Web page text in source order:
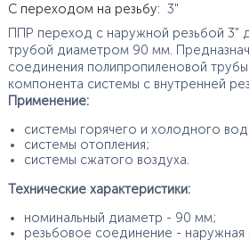
С переходом на резьбу: 3"
ППР переход с наружной резьбой 3"
трубой диаметром 90 мм.
соединения полипропиленовой
компонента системы с внутренней
Применение:
системы горячего и холодного
системы отопления;
системы сжатого воздуха.
Технические характеристики:
номинальный диаметр - 90 мм;
резьбовое соединение - наружная